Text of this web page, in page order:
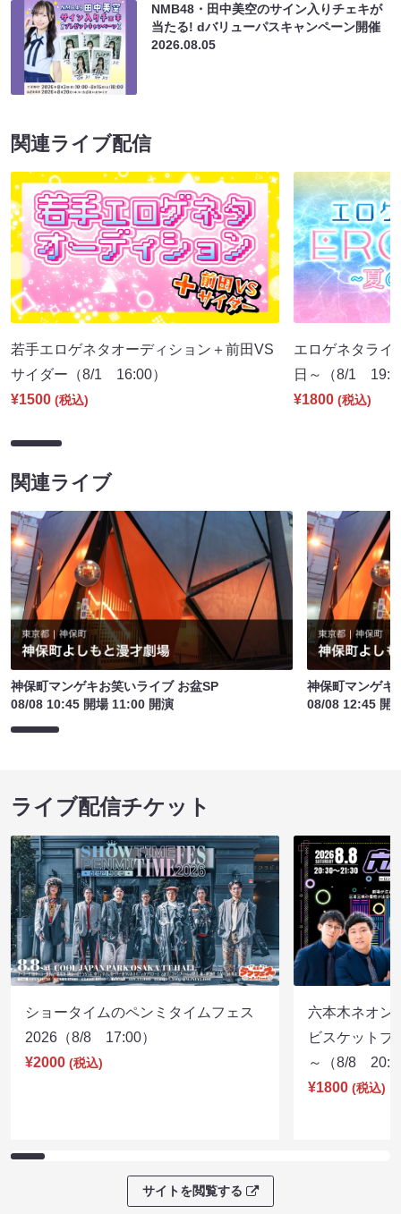
NMB48・田中美空のサイン入りチェキが
当たる! dバリューパスキャンペーン開催
2026.08.05
関連ライブ配信
若手エロゲネタオーディション＋前田VS
サイダー（8/1 16:00）
¥1500 (税込)
エロゲネタライ
日～（8/1
¥1800 (税込)
関連ライブ
神保町マンゲキお笑いライブ お盆SP
08/08 10:45 開場 11:00 開演
神保町マンゲキ
08/08 12:45 開
ライブ配信チケット
ショータイムのペンミタイムフェス
2026（8/8 17:00）
¥2000 (税込)
六本木ネオン
ビスケットブ
～（8/8
¥1800 (税込)
サイトを閲覧する